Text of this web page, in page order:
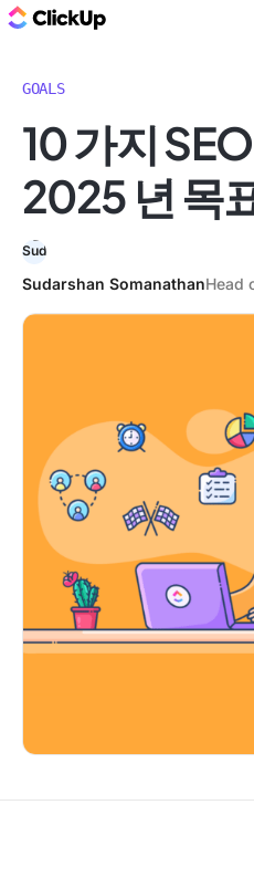
GOALS
10 가지
2025 년 목
Sudarshan SomanathanHead